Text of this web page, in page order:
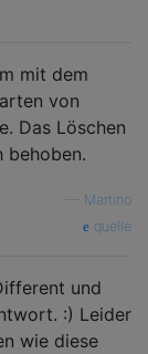
mit dem
von
Das Löschen
behoben.
Martino
quelle
und
:) Leider
wie diese